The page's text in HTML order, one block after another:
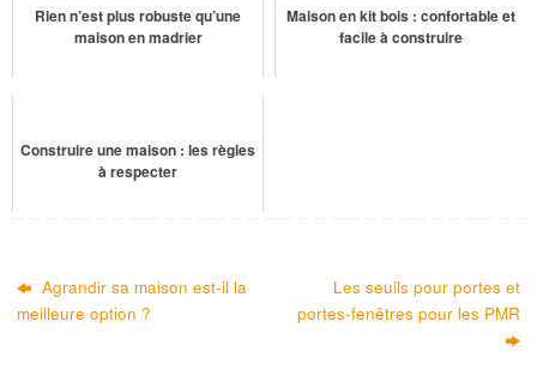
Rien n’est plus robuste qu’une
maison en madrier
Maison en kit bois : confortable et
facile à construire
Construire une maison : les règles
à respecter
Agrandir sa maison est-il la
meilleure option ?
Les seuils pour portes et
portes-fenêtres pour les PMR